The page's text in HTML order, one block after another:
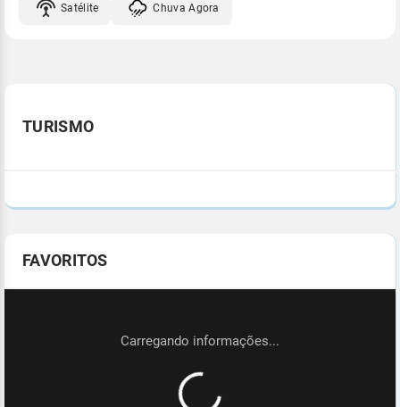
Satélite Chuva Agora
TURISMO
FAVORITOS